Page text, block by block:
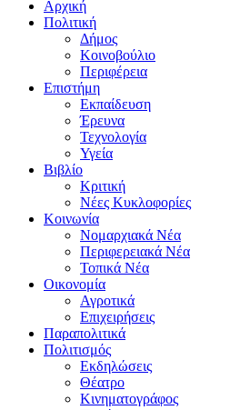
Αρχική
Πολιτική
Δήμος
Κοινοβούλιο
Περιφέρεια
Επιστήμη
Εκπαίδευση
Έρευνα
Τεχνολογία
Υγεία
Βιβλίο
Κριτική
Νέες Κυκλοφορίες
Κοινωνία
Νομαρχιακά Νέα
Περιφερειακά Νέα
Τοπικά Νέα
Οικονομία
Αγροτικά
Επιχειρήσεις
Παραπολιτικά
Πολιτισμός
Εκδηλώσεις
Θέατρο
Κινηματογράφος